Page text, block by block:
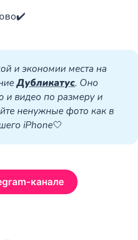
и экономии места на
Дубликатус. Оно
и видео по размеру и
ненужные фото как в
iPhone🤍
канале